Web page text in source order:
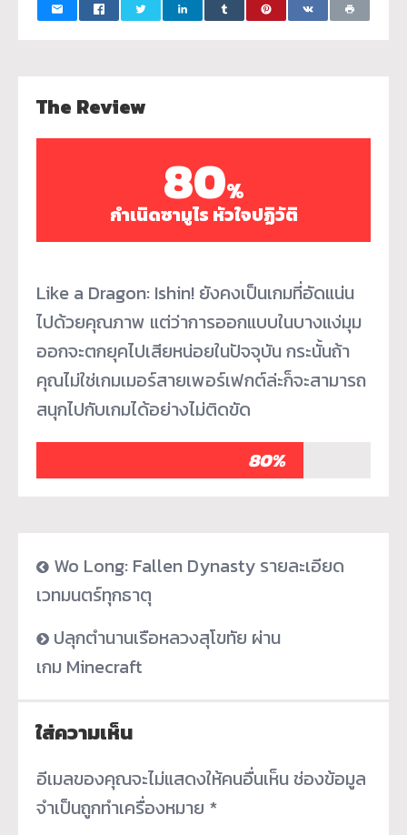
The Review
80%
กำเนิดซามูไร หัวใจปฏิวัติ
Like a Dragon: Ishin! ยังคงเป็นเกมที่อัดแน่น
ไปด้วยคุณภาพ แต่ว่าการออกแบบในบางแง่มุม
ออกจะตกยุคไปเสียหน่อยในปัจจุบัน กระนั้นถ้า
คุณไม่ใช่เกมเมอร์สายเพอร์เฟกต์ล่ะก็จะสามารถ
สนุกไปกับเกมได้อย่างไม่ติดขัด
80%
Wo Long: Fallen Dynasty รายละเอียด
เวทมนตร์ทุกธาตุ
ปลุกตำนานเรือหลวงสุโขทัย ผ่าน
เกม Minecraft
ใส่ความเห็น
อีเมลของคุณจะไม่แสดงให้คนอื่นเห็น ช่องข้อมูล
จำเป็นถูกทำเครื่องหมาย *